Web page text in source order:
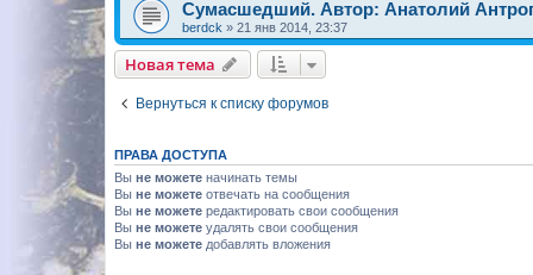
Сумасшедший. Автор: Анатолий
berdck » 21 янв 2014, 23:37
Новая тема
Вернуться к списку форумов
ПРАВА ДОСТУПА
Вы не можете начинать темы
Вы не можете отвечать на сообщения
Вы не можете редактировать свои сообщения
Вы не можете удалять свои сообщения
Вы не можете добавлять вложения